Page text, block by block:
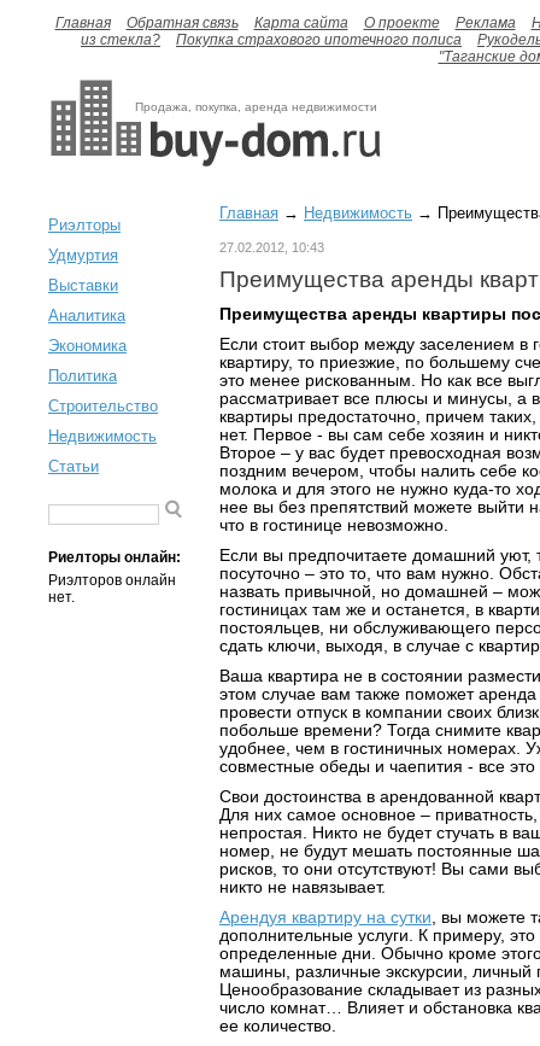
Главная Обратная связь Карта сайта О проекте Реклама
из стекла?
Покупка страхового ипотечного полиса
"Таганские
Продажа, покупка, аренда недвижимости
Риэлторы
Удмуртия
Выставки
Аналитика
Экономика
Политика
Строительство
Недвижимость
Статьи
Риелторы онлайн:
Риэлторов онлайн
нет.
Главная → Недвижимость →
27.02.2012, 10:43
Преимущества аренды
Преимущества аренды квартиры
Если стоит выбор между заселением в
квартиру, то приезжие, по большему
это менее рискованным. Но как все
рассматривает все плюсы и минусы, а
квартиры предостаточно, причем
нет. Первое - вы сам себе хозяин и
Второе – у вас будет превосходная
поздним вечером, чтобы налить себе
молока и для этого не нужно куда-то
нее вы без препятствий можете выйти
что в гостинице невозможно.
Если вы предпочитаете домашний уют,
посуточно – это то, что вам нужно.
назвать привычной, но домашней –
гостиницах там же и останется, в
постояльцев, ни обслуживающего
сдать ключи, выходя, в случае с
Ваша квартира не в состоянии
этом случае вам также поможет
провести отпуск в компании своих
побольше времени? Тогда снимите
удобнее, чем в гостиничных номерах.
совместные обеды и чаепития - все
Свои достоинства в арендованной
Для них самое основное – приватность,
непростая. Никто не будет стучать в
номер, не будут мешать постоянные
рисков, то они отсутствуют! Вы сами
никто не навязывает.
Арендуя квартиру на сутки, вы можете
дополнительные услуги. К примеру,
определенные дни. Обычно кроме
машины, различные экскурсии, личный
Ценообразование складывает из
число комнат… Влияет и обстановка
ее количество.